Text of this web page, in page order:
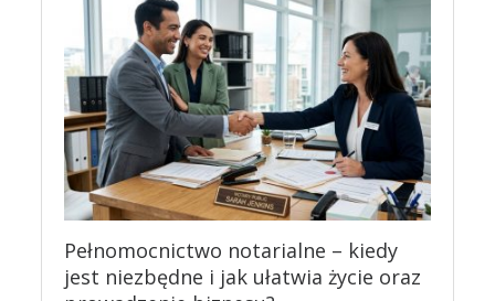
Pełnomocnictwo notarialne – kiedy
jest niezbędne i jak ułatwia życie oraz